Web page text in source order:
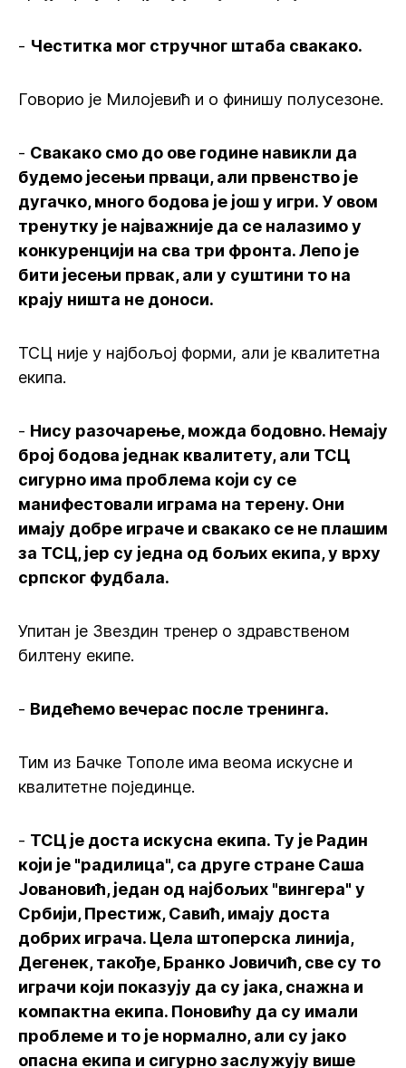
- Честитка мог стручног штаба свакако.
Говорио је Милојевић и о финишу полусезоне.
- Свакако смо до ове године навикли да
будемо јесењи прваци, али првенство је
дугачко, много бодова је још у игри. У овом
тренутку је најважније да се налазимо у
конкуренцији на сва три фронта. Лепо је
бити јесењи првак, али у суштини то на
крају ништа не доноси.
ТСЦ није у најбољој форми, али је квалитетна
екипа.
- Нису разочарење, можда бодовно. Немају
број бодова једнак квалитету, али ТСЦ
сигурно има проблема који су се
манифестовали играма на терену. Они
имају добре играче и свакако се не плашим
за ТСЦ, јер су једна од бољих екипа, у врху
српског фудбала.
Упитан је Звездин тренер о здравственом
билтену екипе.
- Видећемо вечерас после тренинга.
Тим из Бачке Тополе има веома искусне и
квалитетне појединце.
- ТСЦ је доста искусна екипа. Ту је Радин
који је "радилица", са друге стране Саша
Јовановић, један од најбољих "вингера" у
Србији, Престиж, Савић, имају доста
добрих играча. Цела штоперска линија,
Дегенек, такође, Бранко Јовичић, све су то
играчи који показују да су јака, снажна и
компактна екипа. Поновићу да су имали
проблеме и то је нормално, али су јако
опасна екипа и сигурно заслужују више